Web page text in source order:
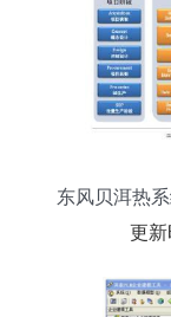
东风贝洱热
更